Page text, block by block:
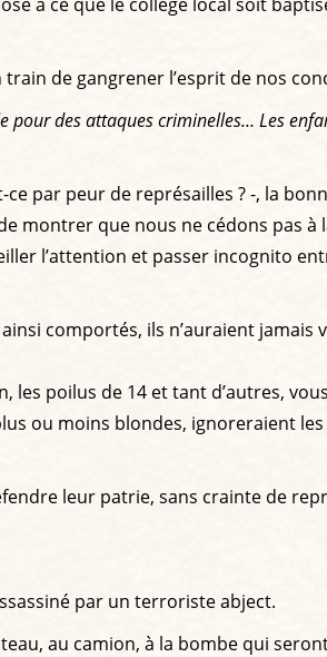
de gangrener l’esprit de nos
pour des attaques criminelles… Les
par peur de représailles ? -, la
que nous ne cédons pas à
l’attention et passer incognito
comportés, ils n’auraient
poilus de 14 et tant d’autres,
ou moins blondes, ignoreraient
leur patrie, sans crainte de
par un terroriste abject.
au camion, à la bombe qui